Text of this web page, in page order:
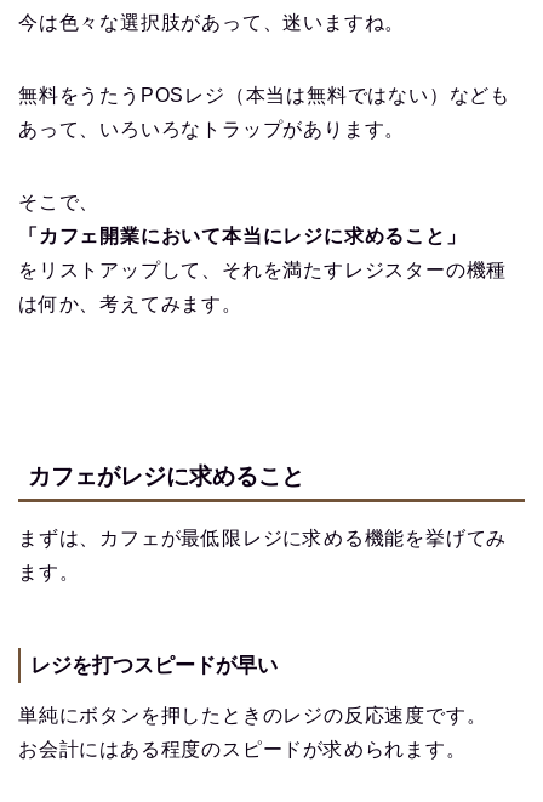
今は色々な選択肢があって、迷いますね。
無料をうたうPOSレジ（本当は無料ではない）なども
あって、いろいろなトラップがあります。
そこで、
「カフェ開業において本当にレジに求めること」
をリストアップして、それを満たすレジスターの機種
は何か、考えてみます。
カフェがレジに求めること
まずは、カフェが最低限レジに求める機能を挙げてみ
ます。
レジを打つスピードが早い
単純にボタンを押したときのレジの反応速度です。
お会計にはある程度のスピードが求められます。